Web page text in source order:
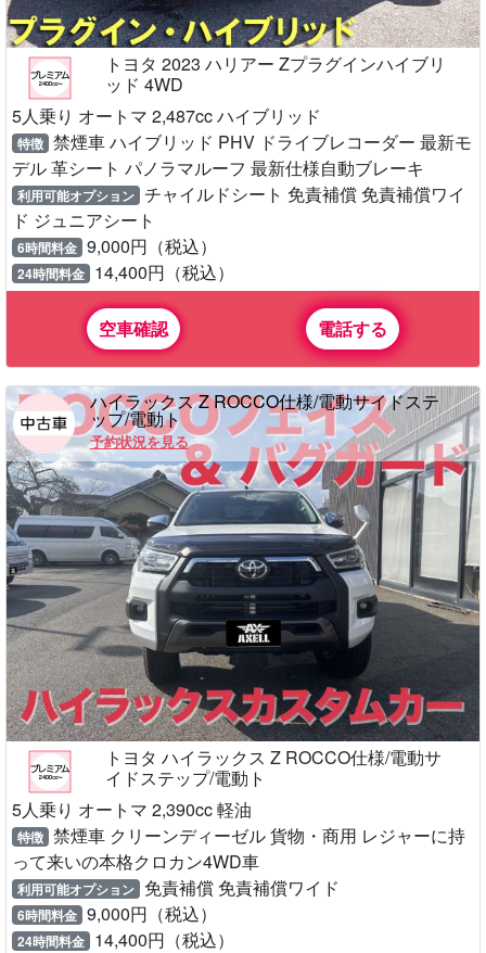
トヨタ 2023 ハリアー Zプラグインハイブリ
ッド 4WD
5人乗り オートマ 2,487cc ハイブリッド
特徴 禁煙車 ハイブリッド PHV ドライブレコーダー 最新モ
デル 革シート パノラマルーフ 最新仕様自動ブレーキ
利用可能オプション チャイルドシート 免責補償 免責補償ワイ
ド ジュニアシート
6時間料金 9,000円（税込）
24時間料金 14,400円（税込）
空車確認 電話する
ハイラックス Z ROCCO仕様/電動サイドステ
ップ/電動ト
予約状況を見る
トヨタ ハイラックス Z ROCCO仕様/電動サ
イドステップ/電動ト
5人乗り オートマ 2,390cc 軽油
特徴 禁煙車 クリーンディーゼル 貨物・商用 レジャーに持
って来いの本格クロカン4WD車
利用可能オプション 免責補償 免責補償ワイド
6時間料金 9,000円（税込）
24時間料金 14,400円（税込）